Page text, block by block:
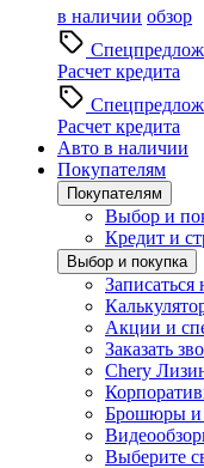
в наличии обзор
Расчет кредита
Расчет кредита
Авто в наличии
Покупателям
Покупателям
Выбор и
Кредит и
Выбор и покупка
Записаться
Акции и
Заказать
Chery
Брошюры и
Выберите